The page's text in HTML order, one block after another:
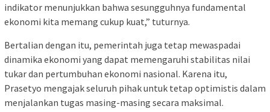
indikator menunjukkan bahwa sesungguhnya fundamental
ekonomi kita memang cukup kuat,” tuturnya.
Bertalian dengan itu, pemerintah juga tetap mewaspadai
dinamika ekonomi yang dapat memengaruhi stabilitas nilai
tukar dan pertumbuhan ekonomi nasional. Karena itu,
Prasetyo mengajak seluruh pihak untuk tetap optimistis dalam
menjalankan tugas masing-masing secara maksimal.